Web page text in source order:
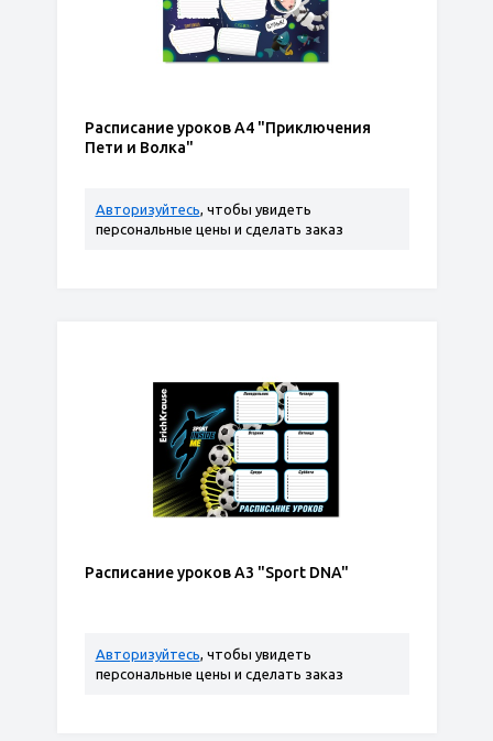
Расписание уроков А4 "Приключения
Пети и Волка"
Авторизуйтесь, чтобы увидеть
персональные цены и сделать заказ
Расписание уроков А3 "Sport DNA"
Авторизуйтесь, чтобы увидеть
персональные цены и сделать заказ